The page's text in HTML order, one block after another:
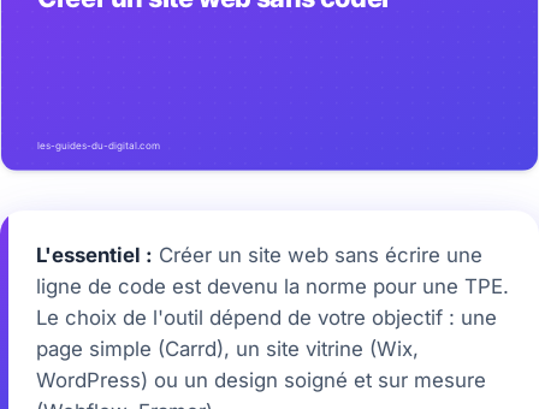
L'essentiel : Créer un site web sans écrire une
ligne de code est devenu la norme pour une TPE.
Le choix de l'outil dépend de votre objectif : une
page simple (Carrd), un site vitrine (Wix,
WordPress) ou un design soigné et sur mesure